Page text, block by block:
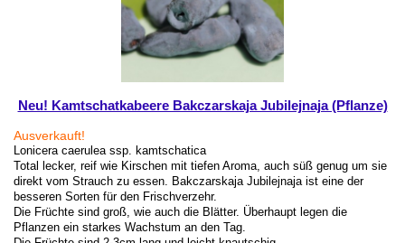
Neu! Kamtschatkabeere Bakczarskaja Jubilejnaja (Pflanze)
Ausverkauft!
Lonicera caerulea ssp. kamtschatica
Total lecker, reif wie Kirschen mit tiefen Aroma, auch süß genug um sie
direkt vom Strauch zu essen. Bakczarskaja Jubilejnaja ist eine der
besseren Sorten für den Frischverzehr.
Die Früchte sind groß, wie auch die Blätter. Überhaupt legen die
Pflanzen ein starkes Wachstum an den Tag.